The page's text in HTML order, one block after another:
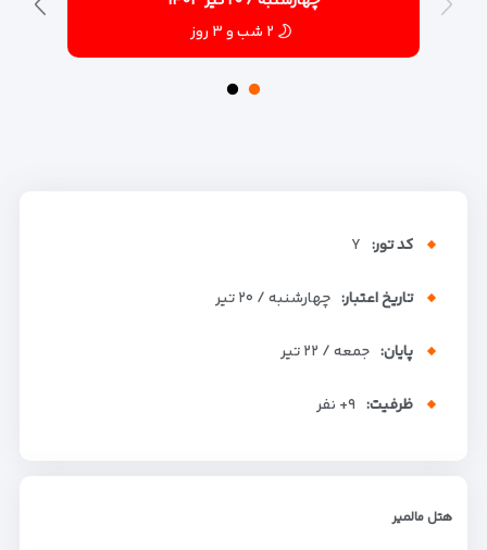
۲ شب و ۳ روز
کد تور: Y
تاریخ اعتبار: چهارشنبه / ۲۰ تیر
پایان: جمعه / ۲۲ تیر
ظرفیت: +۹ نفر
هتل مالمیر